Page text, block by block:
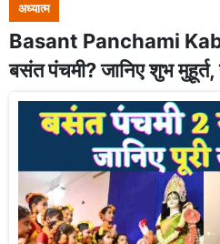
अध्यात्म
Basant Panchami
बसंत पंचमी? जानिए शुभ